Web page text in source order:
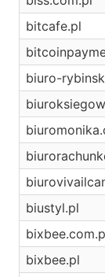
bitcafe.pl
biuro-
biustyl.pl
bixbee.pl